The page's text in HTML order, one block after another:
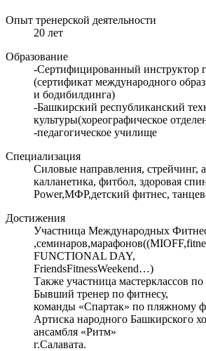
Опыт тренерской деятельности
20 лет
Образование
-Сертифицированный инструктор
(сертификат международного
и бодибилдинга)
-Башкирский республиканский
культуры(хореографическое
-педагогическое училище
Специализация
Силовые направления, стрейчинг,
калланетика, фитбол, здоровая
Power,МФР,детский фитнес,
Достижения
Участница Международных
FUNCTIONAL DAY,
FriendsFitnessWeekend…)
Также участница мастерклассов
Бывший тренер по фитнесу,
команды «Спартак» по пляжному
Артиска народного Башкирского
ансамбля «Ритм»
г.Салавата.